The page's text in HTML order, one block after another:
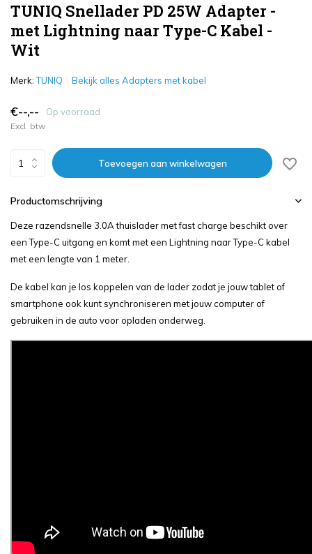
TUNIQ Snellader PD 25W Adapter -
met Lightning naar Type-C Kabel -
Wit
Merk:TUNIQ Bekijk alles Adapters met kabel
€--,-- Op voorraad
Excl. btw
Toevoegen aan winkelwagen
Productomschrijving
Deze razendsnelle 3.0A thuislader met fast charge beschikt over
een Type-C uitgang en komt met een Lightning naar Type-C kabel
met een lengte van 1 meter.
De kabel kan je los koppelen van de lader zodat je jouw tablet of
smartphone ook kunt synchroniseren met jouw computer of
gebruiken in de auto voor opladen onderweg.